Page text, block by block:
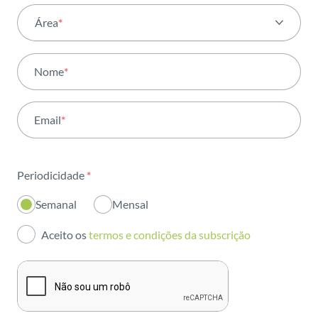
Área*
Atividade
Institucional
Inovação
Investidores
Publicações
Nome*
Email*
Periodicidade *
Semanal Mensal
Aceito ostermos e condições da subscrição